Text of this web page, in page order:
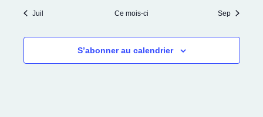
Juil Ce mois-ci Sep
S’abonner au calendrier